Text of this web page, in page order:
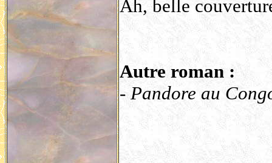
Ah, belle
Autre roman :
- Pandore au